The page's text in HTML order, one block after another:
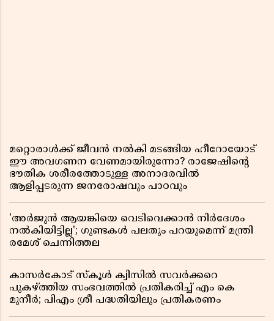
മറ്റൊരാൾക്ക് ജീവൻ നൽകി മടങ്ങിയ ഹീറോയോട്
ഈ അവഗണന വേണമായിരുന്നോ? രാജേഷിൻ്റെ
ഭൗതിക ശരീരത്തോടുള്ള അനാദരവിൽ
ആളിപ്പടരുന്ന ജനരോഷവും പാഠവും
'അർജുൻ ആയങ്കിയെ വെടിവെക്കാൻ നിർദേശം
നൽകിയിട്ടില്ല'; ഗുണ്ടകൾ പലതും പറയുമെന്ന് മന്ത്രി
രമേശ് ചെന്നിത്തല
കാസർകോട് സ്കൂൾ ക്വിസിൽ സവർക്കറെ
പുകഴ്ത്തിയ സംഭവത്തിൽ പ്രതികരിച്ച് എം കെ
മുനീർ; പിഎം ശ്രീ പദ്ധതിയിലും പ്രതികരണം